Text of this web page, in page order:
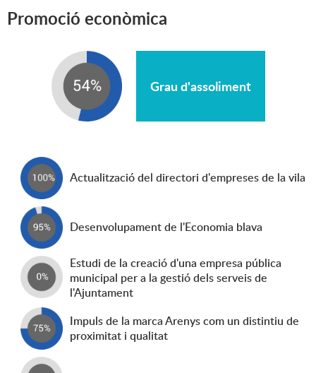
Promoció econòmica
Grau d'assoliment
Actualització del directori d'empreses de la vila
Desenvolupament de l'Economia blava
Estudi de la creació d'una empresa pública
municipal per a la gestió dels serveis de
l'Ajuntament
Impuls de la marca Arenys com un distintiu de
proximitat i qualitat